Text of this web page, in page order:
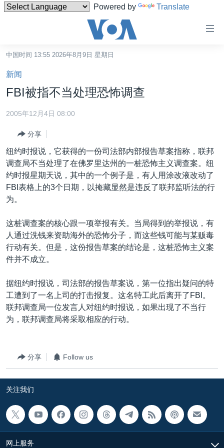
Powered by Translate
碍
链
跳
转
容
跳
转
到
跳
到
港澳
国际
最新国际新闻
印太
欧洲
非洲
美洲
全球议题
分类新闻
经济·金融·贸易
科教·文娱·体健
军事
劳工
环境
美中关系
白宫要闻
国会报道
美中关系
美国建国250周年
埃博拉疫情
美国之音专访
台海两岸关系
南中国海争端
关注西藏
关注新疆
GEN Z 看美国
VOA视频
VOA今日焦点
中文广播
关注我们
其他语言网站
中国时间 13:55 2026年8月9日 星期日
新闻
FBI被指不当处理恐怖调查
2005年12月4日 08:00
分享
纽约时报说，它获得的一份司法部内部报告草案指称，联邦
调查局不当处理了在佛罗里达州的一桩恐怖主义调查案。纽
约时报星期天说，其中的一个例子是，有人用涂改液改动了
FBI表格上的3个日期，以掩藏显然是违反了联邦监听法的行
为。
这桩调查案的核心跟一项举报有关。当局得到的举报说，有
人通过洗钱来资助海外的恐怖分子，而这些钱可能与某贩毒
行动有关。但是，这份报告草案的结论是，这桩恐怖主义案
件并不成立。
据纽约时报说，司法部的报告草案说，第一位指出疑问的特
工遭到了一名上司的打击报复。这名特工此后离开了FBI。
联邦调查局一位发言人对纽约时报说，如果出现了不当行
为，联邦调查局将采取相应的行动。
分享 Follow us
关注我们
网上服务